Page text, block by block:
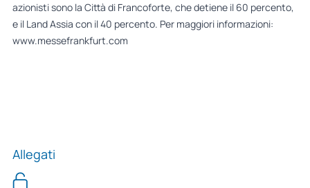
azionisti sono la Città di Francoforte, che detiene il 60 percento,
e il Land Assia con il 40 percento. Per maggiori informazioni:
www.messefrankfurt.com
Allegati